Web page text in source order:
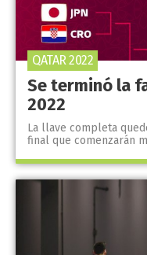
Se terminó la
2022
La llave completa
final que comenzarán
QATAR 2022